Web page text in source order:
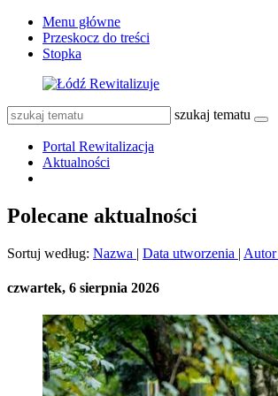
Menu główne
Przeskocz do treści
Stopka
szukaj tematu
Portal Rewitalizacja
Aktualności
Polecane aktualności
Sortuj według: Nazwa | Data utworzenia | Autor
czwartek, 6 sierpnia 2026